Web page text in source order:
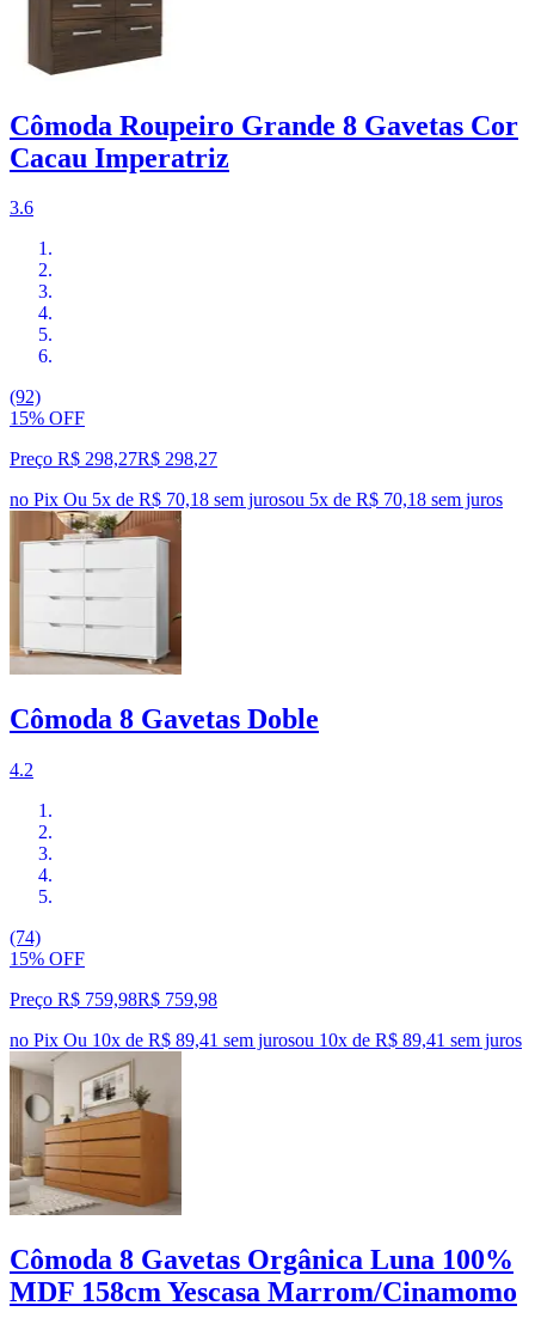
Cômoda Roupeiro Grande 8 Gavetas Cor
Cacau Imperatriz
3.6
(92)
15% OFF
Preço R$ 298,27R$ 298,27
no Pix Ou 5x de R$ 70,18 sem jurosou 5x de R$ 70,18 sem juros
Cômoda 8 Gavetas Doble
4.2
(74)
15% OFF
Preço R$ 759,98R$ 759,98
no Pix Ou 10x de R$ 89,41 sem jurosou 10x de R$ 89,41 sem juros
Cômoda 8 Gavetas Orgânica Luna 100%
MDF 158cm Yescasa Marrom/Cinamomo